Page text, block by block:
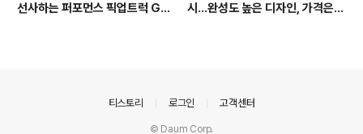
선사하는 퍼포먼스 픽업트럭 GM
시...완성도 높은 디자인, 가격은
티스토리 로그인 고객센터
© Daum Corp.